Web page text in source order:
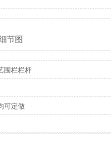
节图
围栏栏杆
可定做